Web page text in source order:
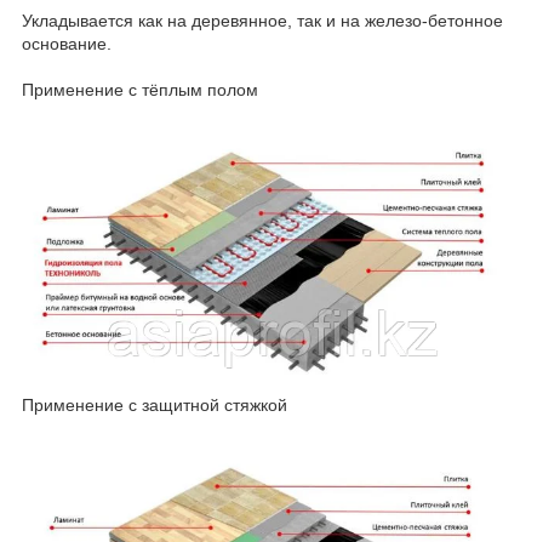
Укладывается как на деревянное, так и на железо-бетонное
основание.
Применение с тёплым полом
Применение с защитной стяжкой